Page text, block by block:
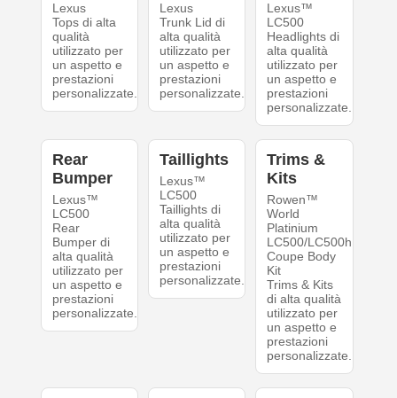
Lexus
Tops di alta
qualità
utilizzato per
un aspetto e
prestazioni
personalizzate.
Lexus
Trunk Lid di
alta qualità
utilizzato per
un aspetto e
prestazioni
personalizzate.
Lexus™
LC500
Headlights di
alta qualità
utilizzato per
un aspetto e
prestazioni
personalizzate.
Rear
Bumper
Lexus™
LC500
Rear
Bumper di
alta qualità
utilizzato per
un aspetto e
prestazioni
personalizzate.
Taillights
Lexus™
LC500
Taillights di
alta qualità
utilizzato per
un aspetto e
prestazioni
personalizzate.
Trims &
Kits
Rowen™
World
Platinium
LC500/LC500h
Coupe Body
Kit
Trims & Kits
di alta qualità
utilizzato per
un aspetto e
prestazioni
personalizzate.